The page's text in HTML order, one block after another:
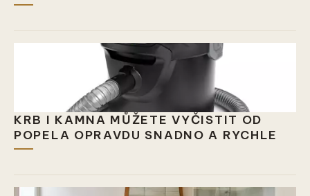
KRB I KAMNA MŮŽETE VYČISTIT OD
POPELA OPRAVDU SNADNO A RYCHLE